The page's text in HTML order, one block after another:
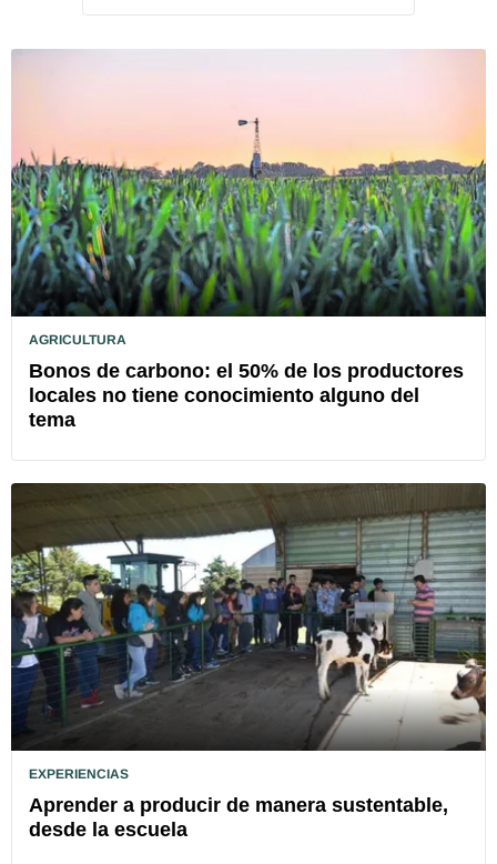
AGRICULTURA
Bonos de carbono: el 50% de los productores
locales no tiene conocimiento alguno del
tema
EXPERIENCIAS
Aprender a producir de manera sustentable,
desde la escuela